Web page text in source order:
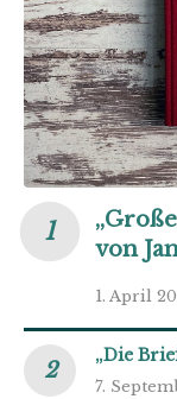
von
1. April
„Die
7.